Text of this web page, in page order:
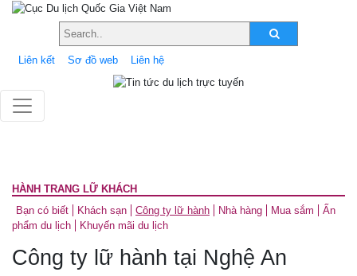
Liên kết Sơ đồ web Liên hệ
HÀNH TRANG LỮ KHÁCH
Bạn có biết
Khách sạn Công ty lữ hành Nhà hàng Mua sắm
Ấn
phẩm du lịch
Khuyến mãi du lịch
Công ty lữ hành tại Nghệ An